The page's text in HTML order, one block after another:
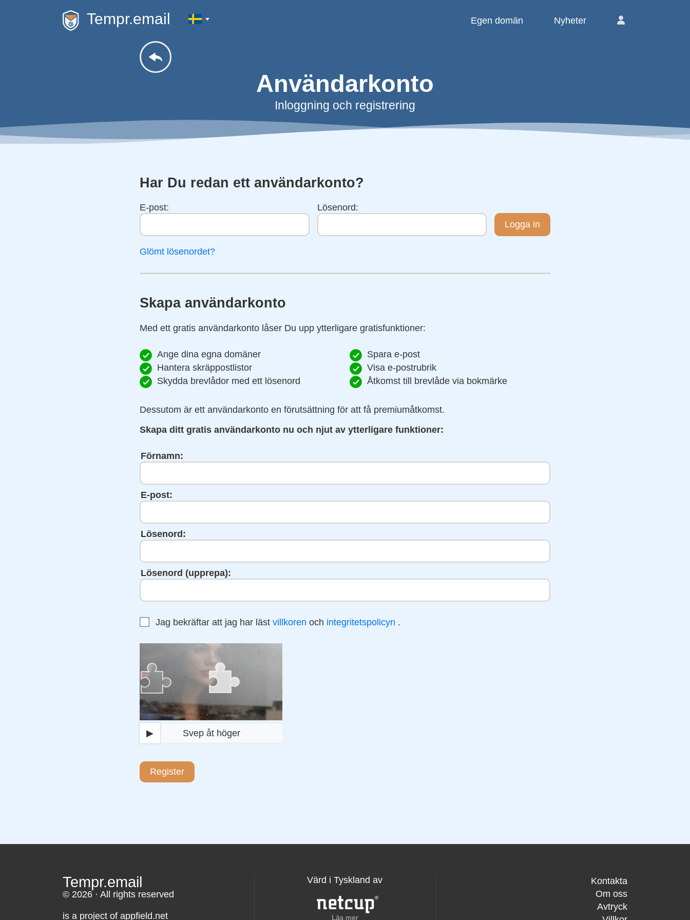
Tempr.email Egen domän Nyheter
Användarkonto
Inloggning och registrering
Har Du redan ett användarkonto?
E-post:
Lösenord:
Logga in
Glömt lösenordet?
Skapa användarkonto
Med ett gratis användarkonto låser Du upp ytterligare gratisfunktioner:
Ange dina egna domäner
Hantera skräppostlistor
Skydda brevlådor med ett lösenord
Spara e-post
Visa e-postrubrik
Åtkomst till brevlåde via bokmärke
Dessutom är ett användarkonto en förutsättning för att få premiumåtkomst.
Skapa ditt gratis användarkonto nu och njut av ytterligare funktioner:
Förnamn:
E-post:
Lösenord:
Lösenord (upprepa):
Jag bekräftar att jag har läst villkoren och integritetspolicyn .
▶ Svep åt höger
Register
Tempr.email
© 2026 · All rights reserved
is a project of appfield.net
Värd i Tyskland av
Läs mer
Kontakta
Om oss
Avtryck